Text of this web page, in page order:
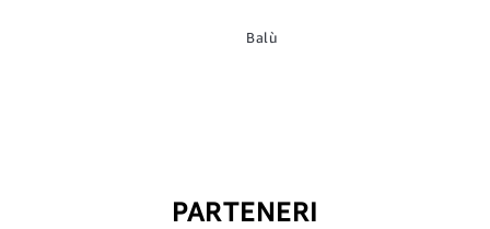
Balù
PARTENERI